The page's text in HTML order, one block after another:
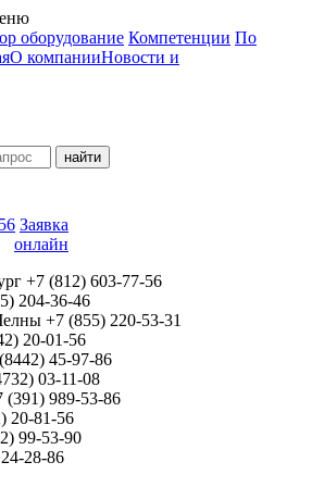
оборудование Компетенции По
О компанииНовости и
найти
Заявка
онлайн
+7 (812) 603-77-56
204-36-46
+7 (855) 220-53-31
20-01-56
45-97-86
03-11-08
(391) 989-53-86
20-81-56
99-53-90
28-86